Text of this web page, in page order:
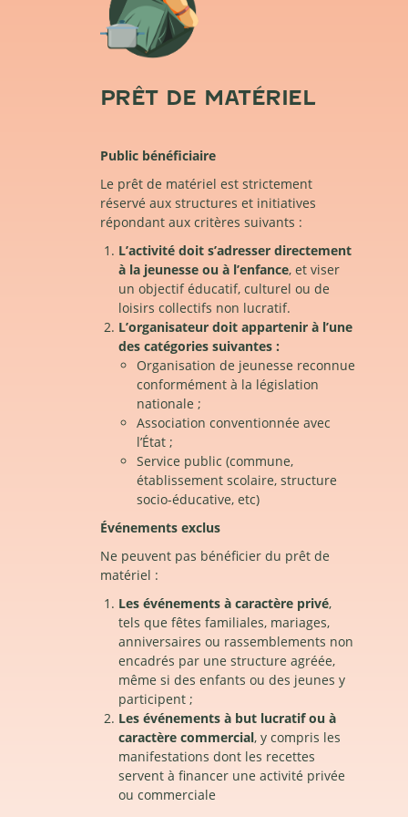
PRÊT DE MATÉRIEL
Public bénéficiaire
Le prêt de matériel est strictement
réservé aux structures et initiatives
répondant aux critères suivants :
L’activité doit s’adresser directement
à la jeunesse ou à l’enfance, et viser
un objectif éducatif, culturel ou de
loisirs collectifs non lucratif.
L’organisateur doit appartenir à l’une
des catégories suivantes :
Organisation de jeunesse reconnue
conformément à la législation
nationale ;
Association conventionnée avec
l’État ;
Service public (commune,
établissement scolaire, structure
socio-éducative, etc)
Événements exclus
Ne peuvent pas bénéficier du prêt de
matériel :
Les événements à caractère privé,
tels que fêtes familiales, mariages,
anniversaires ou rassemblements non
encadrés par une structure agréée,
même si des enfants ou des jeunes y
participent ;
Les événements à but lucratif ou à
caractère commercial, y compris les
manifestations dont les recettes
servent à financer une activité privée
ou commerciale